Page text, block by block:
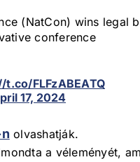
(NatCon) wins legal
conference
FLFzABEATQ
17, 2024
olvashatják.
a véleményét,